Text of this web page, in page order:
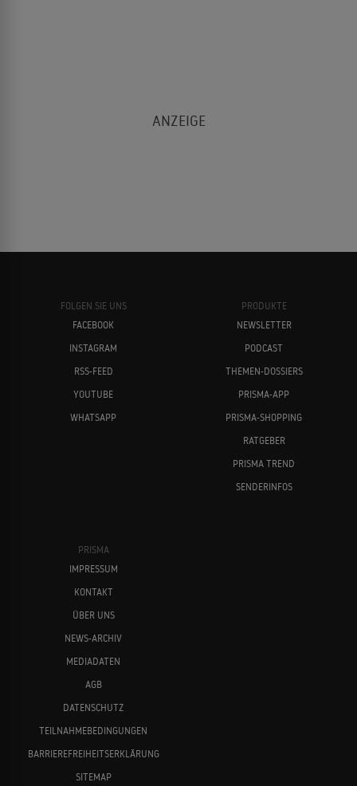
FOLGEN SIE UNS
FACEBOOK
INSTAGRAM
RSS-FEED
YOUTUBE
WHATSAPP
PRODUKTE
NEWSLETTER
PODCAST
THEMEN-DOSSIERS
PRISMA-APP
PRISMA-SHOPPING
RATGEBER
PRISMA TREND
SENDERINFOS
PRISMA
IMPRESSUM
KONTAKT
ÜBER UNS
NEWS-ARCHIV
MEDIADATEN
AGB
DATENSCHUTZ
TEILNAHMEBEDINGUNGEN
BARRIEREFREIHEITSERKLÄRUNG
SITEMAP